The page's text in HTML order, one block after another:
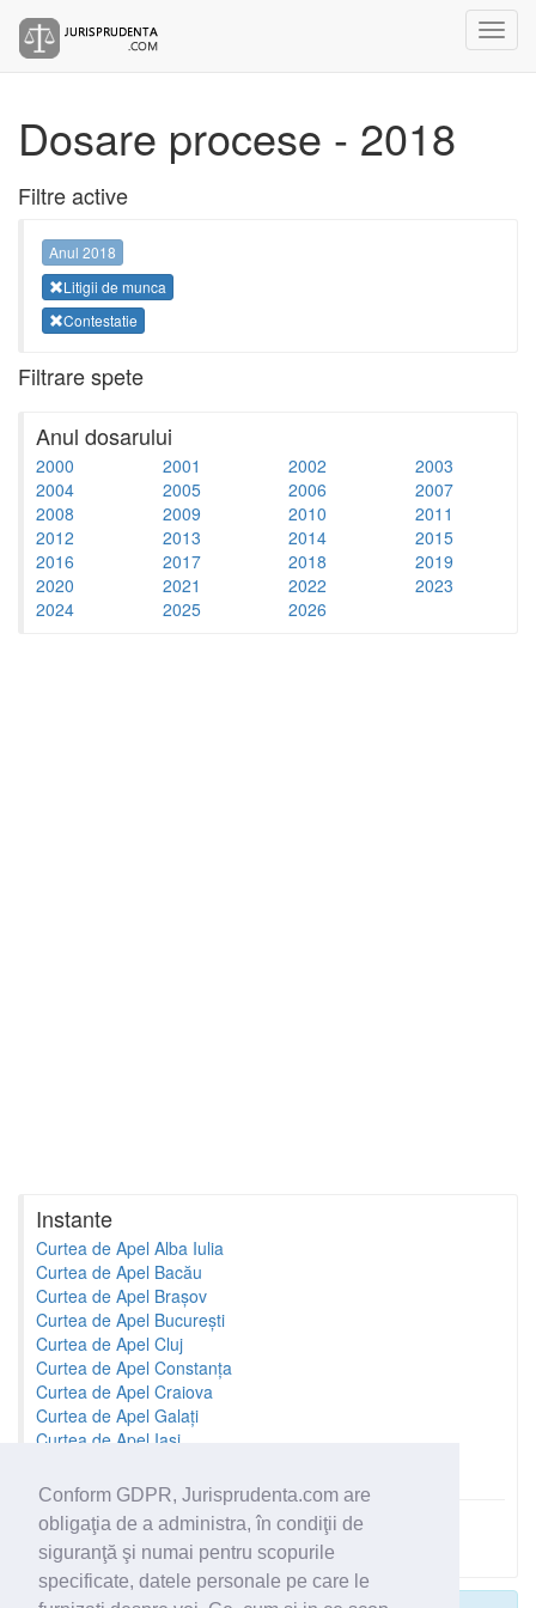
Conform GDPR, Jurisprudenta.com are
obligaţia de a administra, în condiţii de
siguranţă şi numai pentru scopurile
specificate, datele personale pe care le
Dosare procese - 2018
Filtre active
Anul 2018
Litigii de munca
Contestatie
Filtrare spete
Anul dosarului
2000 2001 2002
2003
2004
2005 2006
2007
2008
2009 2010
2011
2012
2013 2014
2015
2016
2017 2018
2019
2020
2021 2022
2023
2024
2025 2026
Instante
Curtea de Apel Alba Iulia
Curtea de Apel Bacău
Curtea de Apel Brașov
Curtea de Apel București
Curtea de Apel Cluj
Curtea de Apel Constanța
Curtea de Apel Craiova
Curtea de Apel Galați
Curtea de Apel Iași
Toate instantele